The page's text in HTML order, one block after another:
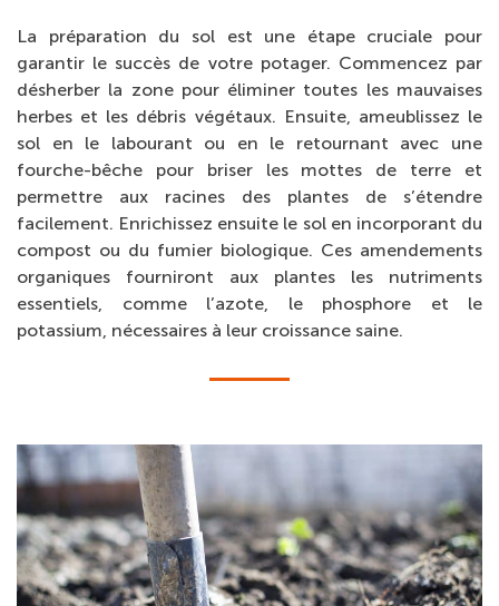
La préparation du sol est une étape cruciale pour
garantir le succès de votre potager. Commencez par
désherber la zone pour éliminer toutes les mauvaises
herbes et les débris végétaux. Ensuite, ameublissez le
sol en le labourant ou en le retournant avec une
fourche-bêche pour briser les mottes de terre et
permettre aux racines des plantes de s’étendre
facilement. Enrichissez ensuite le sol en incorporant du
compost ou du fumier biologique. Ces amendements
organiques fourniront aux plantes les nutriments
essentiels, comme l’azote, le phosphore et le
potassium, nécessaires à leur croissance saine.